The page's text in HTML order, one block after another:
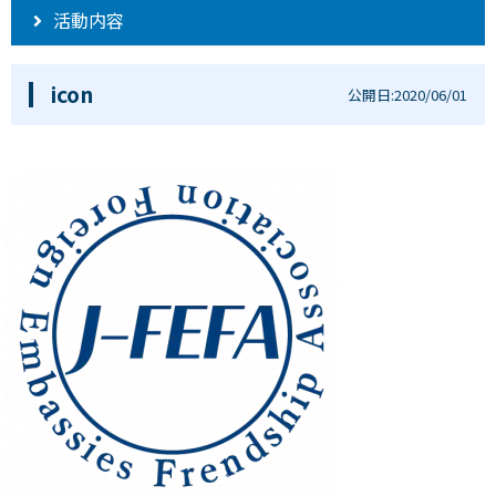
活動内容
icon 公開日:2020/06/01